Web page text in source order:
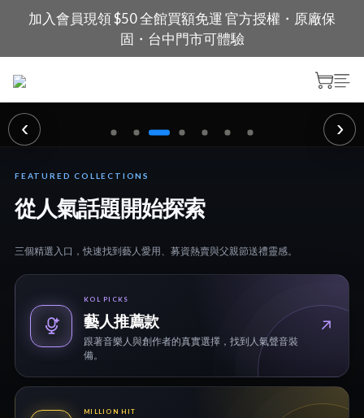
加入會員現領 $50 全館買額免運 官方授權・原廠保
固・台中門市可體驗
‹ ›
FEATURED COLLECTIONS
從人氣話題開始探索
三個精選入口，快速找到藝人愛用、募資熱賣與父親節送禮靈感。
KOL PICKS
藝人推薦款
跟著音樂人與創作者的真實選擇，找到人氣聲音裝
備。
↗
MILLION HIT